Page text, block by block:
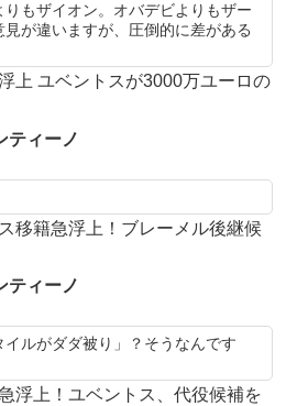
もザイオン。オバデビよりもザー
が違いますが、圧倒的に差がある
上 ユベントスが3000万ユーロの
ティーノ
移籍急浮上！ブレーメル後継候
ティーノ
イルがダダ被り」？そうなんです
浮上！ユベントス、代役候補を